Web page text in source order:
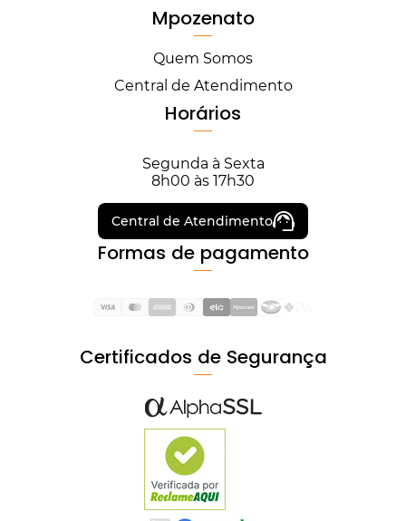
Mpozenato
Quem Somos
Central de Atendimento
Horários
Segunda à Sexta
8h00 às 17h30
Central de Atendimento
Formas de pagamento
Certificados de Segurança